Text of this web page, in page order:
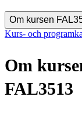
Om kursen
Kurs- och
Om
FAL3513